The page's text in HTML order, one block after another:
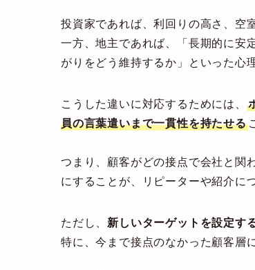
投資家であれば、利回りの高さ、空
一方、地主であれば、「長期的に安
がりをどう維持するか」といった心
こうした違いに対応するためには、
員の言葉遣いまで一貫性を持たせる
つまり、顧客がどの接点で会社と関
にすることが、リピーターや紹介に
ただし、 新しいターゲットを設定す
特に、今まで接点のなかった顧客層